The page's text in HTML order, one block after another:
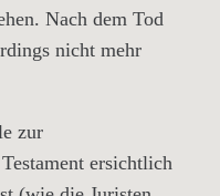
Nach dem Tod
nicht mehr
zur
ersichtlich